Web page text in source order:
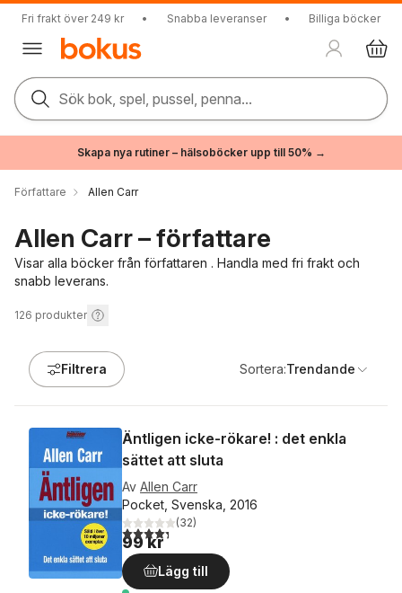
Fri frakt över 249 kr • Snabba leveranser • Billiga böcker
Sök bok, spel, pussel, penna...
Skapa nya rutiner – hälsoböcker upp till 50% →
Författare Allen Carr
Allen Carr – författare
Visar alla böcker från författaren . Handla med fri frakt och
snabb leverans.
126 produkter
Filtrera Sortera:Trendande
Äntligen icke-rökare! : det enkla
sättet att sluta
Av Allen Carr
Pocket, Svenska, 2016
4,3utav 5 stjärnor. Totalt antal röster:
(32)
99 kr
Lägg till